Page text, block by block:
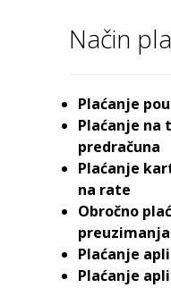
Način
Plaćanje
Plaćanje na
predračuna
Plaćanje
na rate
Obročno
Plaćanje
Plaćanje